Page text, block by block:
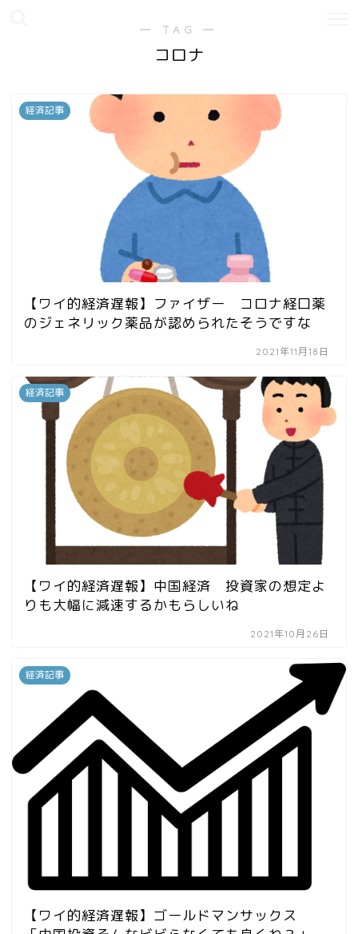
― TAG ―
コロナ
経済記事
【ワイ的経済遅報】ファイザー コロナ経口薬
のジェネリック薬品が認められたそうですな
2021年11月18日
経済記事
【ワイ的経済遅報】中国経済 投資家の想定よ
りも大幅に減速するかもらしいね
2021年10月26日
経済記事
【ワイ的経済遅報】ゴールドマンサックス